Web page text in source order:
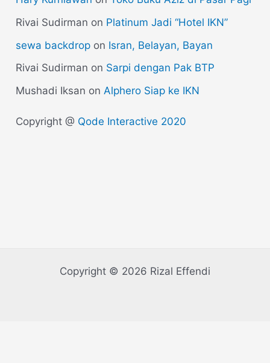
Rivai Sudirman on Platinum Jadi “Hotel IKN”
sewa backdrop on Isran, Belayan, Bayan
Rivai Sudirman on Sarpi dengan Pak BTP
Mushadi Iksan onAlphero Siap ke IKN
Copyright @ Qode Interactive 2020
Copyright © 2026 Rizal Effendi